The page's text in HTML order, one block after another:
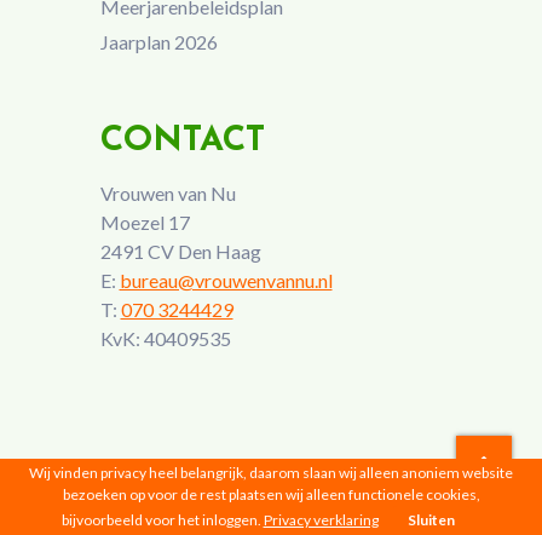
Meerjarenbeleidsplan
Jaarplan 2026
CONTACT
Vrouwen van Nu
Moezel 17
2491 CV Den Haag
E: bureau@vrouwenvannu.nl
T: 070 3244429
KvK: 40409535
Vrouwen van Nu © 2026 |Privacyverklaring
Wij vinden privacy heel belangrijk, daarom slaan wij alleen anoniem website
bezoeken op voor de rest plaatsen wij alleen functionele cookies,
bijvoorbeeld voor het inloggen. Privacy verklaring Sluiten